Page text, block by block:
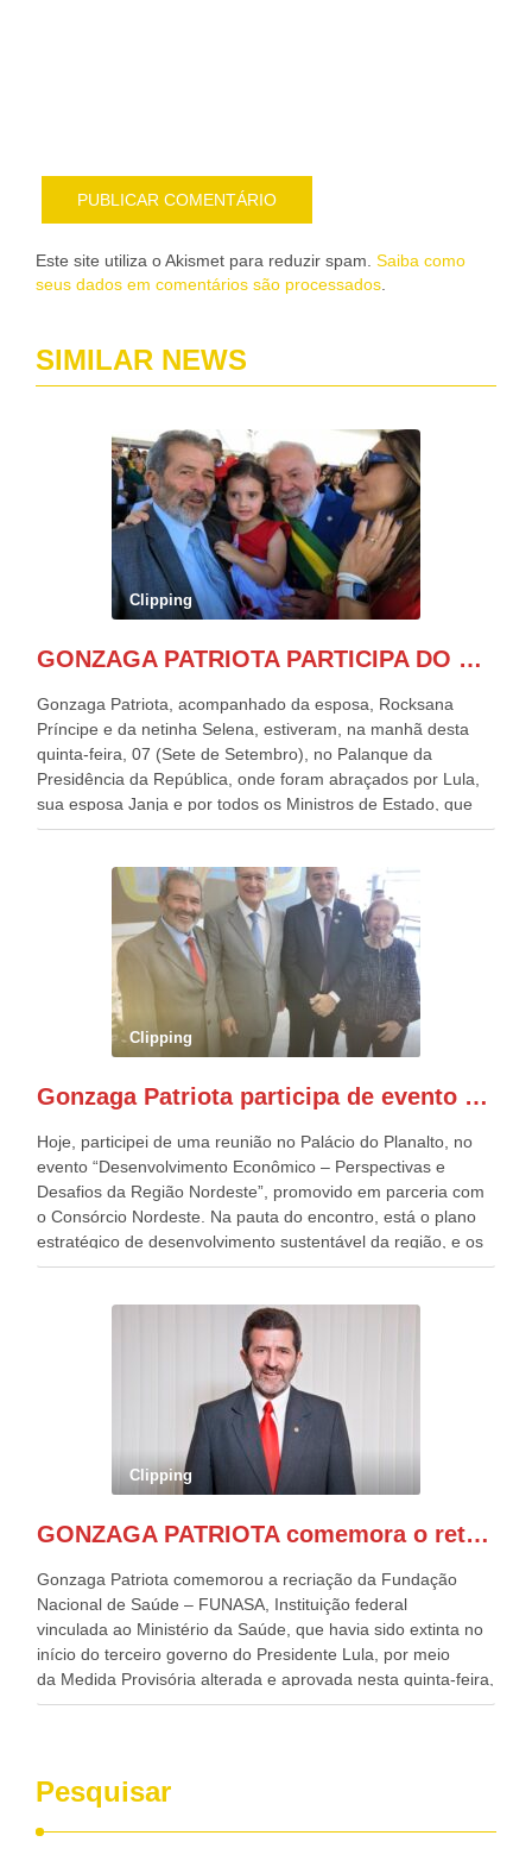
Este site utiliza o Akismet para reduzir spam. Saiba como
seus dados em comentários são processados
SIMILAR NEWS
Clipping
GONZAGA PATRIOTA PARTICIPA DO DESFILE DA INDEPENDÊNCIA NO PALANQUE DA PRESIDÊNCIA DA REPÚBLICA E É ABRAÇADO POR LULA E POR GERALDO ALCKMIN.
Gonzaga Patriota, acompanhado da esposa, Rocksana
Príncipe e da netinha Selena, estiveram, na manhã desta
quinta-feira, 07 (Sete de Setembro), no Palanque da
Presidência da República, onde foram abraçados por Lula,
sua esposa Janja e por todos os Ministros de Estado, que
estavam presentes, nos Desfiles da Independência da
outros desfiles, na Esplanada dos Ministérios, disse ter sido
o deste ano, o maior e o mais organizado de todos. “Há
quatro décadas, como Patriota até no nome, participo
anualmente dos desfiles de Sete de Setembro, na
Esplanada dos Ministérios, em Brasília. Este ano, o governo
preparou espaços com cadeiras e coberturas, para 30.000
pessoas, só que o número de Patriotas Brasileiros
Independentes, dobrou na Esplanada. Eu, Lula e os
Patriota.
Clipping
Gonzaga Patriota participa de evento em prol do desenvolvimento do Nordeste
Hoje, participei de uma reunião no Palácio do Planalto, no
evento “Desenvolvimento Econômico – Perspectivas e
Desafios da Região Nordeste”, promovido em parceria com
o Consórcio Nordeste. Na pauta do encontro, está o plano
estratégico de desenvolvimento sustentável da região, e os
desafios para a elaboração de políticas públicas, que
evento contou com a presença do Vice-presidente Geraldo
Alckmin, que também ocupa o Ministério do
Desenvolvimento, Indústria, Comércio e Serviços, o ex
governador de Pernambuco, agora Presidente do Banco do
Nordeste, Paulo Câmara, o ex Deputado Federal, e
atualmente Superintendente da SUDENE, Danilo Cabral, da
Governadora de Pernambuco, Raquel Lyra, os ministros da
Casa Civil, Rui Costa, e da Integração e do Desenvolvimento
de todo Nordeste que também ajudam a fomentar o
Clipping
GONZAGA PATRIOTA comemora o retorno da FUNASA
Gonzaga Patriota comemorou a recriação da Fundação
Nacional de Saúde – FUNASA, Instituição federal
vinculada ao Ministério da Saúde, que havia sido extinta no
início do terceiro governo do Presidente Lula, por meio
da Medida Provisória alterada e aprovada nesta quinta-feira,
pelo Congresso Nacional. Gonzaga Patriota disse hoje em
desenvolvimento dos seus municípios e, somente o ano
passado, essa Fundação distribuiu mais de três bilhões de
reais, com suas maravilhosas ações, dentre alas, mais de
Pesquisar